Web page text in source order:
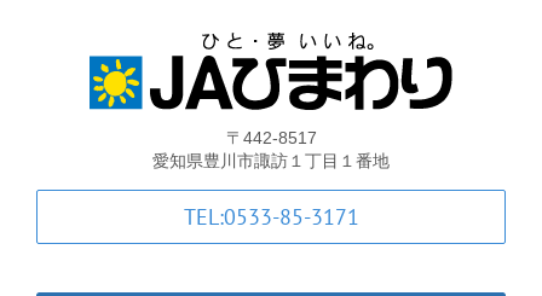
〒442-8517
愛知県豊川市諏訪１丁目１番地
TEL:0533-85-3171